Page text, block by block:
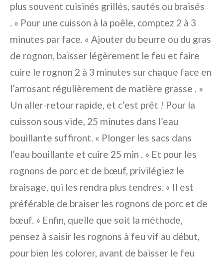
plus souvent cuisinés grillés, sautés ou braisés
. » Pour une cuisson à la poêle, comptez 2 à 3
minutes par face. « Ajouter du beurre ou du gras
de rognon, baisser légèrement le feu et faire
cuire le rognon 2 à 3 minutes sur chaque face en
l’arrosant régulièrement de matière grasse . »
Un aller-retour rapide, et c’est prêt ! Pour la
cuisson sous vide, 25 minutes dans l’eau
bouillante suffiront. « Plonger les sacs dans
l’eau bouillante et cuire 25 min . » Et pour les
rognons de porc et de bœuf, privilégiez le
braisage, qui les rendra plus tendres. « Il est
préférable de braiser les rognons de porc et de
bœuf. » Enfin, quelle que soit la méthode,
pensez à saisir les rognons à feu vif au début,
pour bien les colorer, avant de baisser le feu